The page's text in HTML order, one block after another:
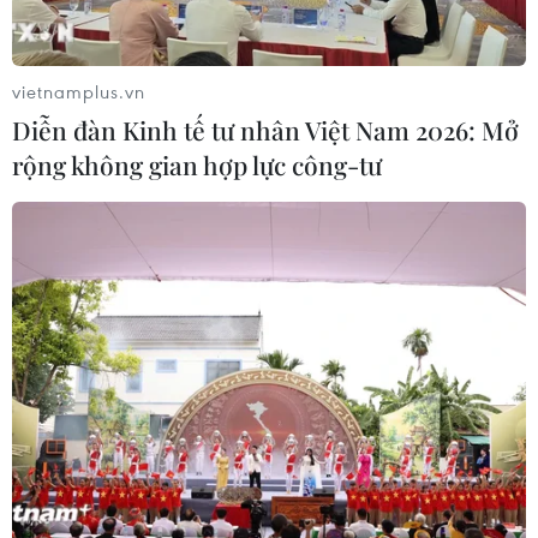
Israel thử nghiệm tiêm mũi 4 phòng
COVID-19 bằng vaccine trộn lẫn
03/01/2022 22:59
Israel sẽ sử dụng vaccine của hãng Moderna để tiêm
cho những người đã được tiêm 3 mũi vaccine của Pfizer
trước đó, nhằm đánh giá hiệu quả chống lại biến thể
Omicron.
vietnamplus.vn
Diễn đàn Kinh tế tư nhân Việt Nam 2026: Mở
rộng không gian hợp lực công-tư